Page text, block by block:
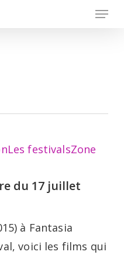
Menu
Les festivalsZone
du 17 juillet
à Fantasia
voici les films qui